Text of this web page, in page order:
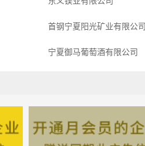
首钢宁夏阳光矿业有限公司
宁夏御马葡萄酒有限公司
汉能控股集团